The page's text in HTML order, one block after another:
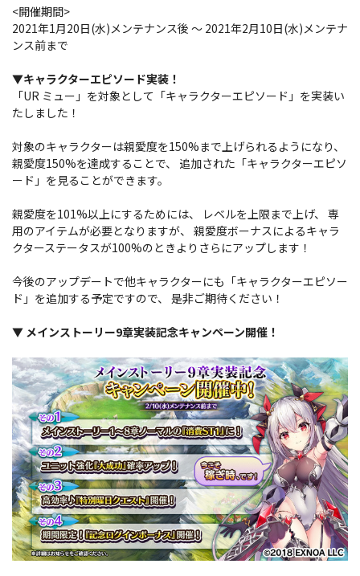
<開催期間>
2021年1月20日(水)メンテナンス後 ～ 2021年2月10日(水)メンテナ
ンス前まで
▼キャラクターエピソード実装！
「UR ミュー」を対象として「キャラクターエピソード」を実装い
たしました！
対象のキャラクターは親愛度を150%まで上げられるようになり、
親愛度150%を達成することで、 追加された「キャラクターエピソ
ード」を見ることができます。
親愛度を101%以上にするためには、 レベルを上限まで上げ、 専
用のアイテムが必要となりますが、 親愛度ボーナスによるキャラ
クターステータスが100%のときよりさらにアップします！
今後のアップデートで他キャラクターにも「キャラクターエピソー
ド」を追加する予定ですので、 是非ご期待ください！
▼ メインストーリー9章実装記念キャンペーン開催！